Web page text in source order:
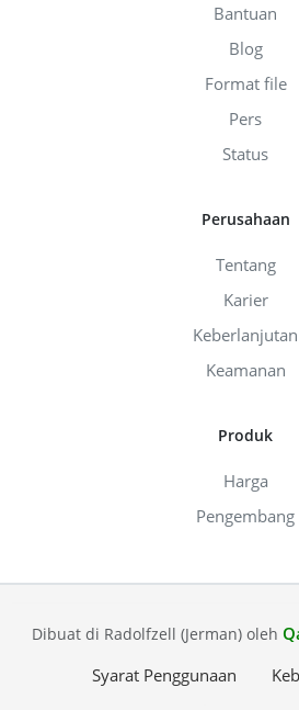
Bantuan
Blog
Format file
Pers
Status
Perusahaan
Tentang
Karier
Keberlanjutan
Keamanan
Produk
Harga
Pengembang
Dibuat di Radolfzell (Jerman) oleh
Syarat Penggunaan